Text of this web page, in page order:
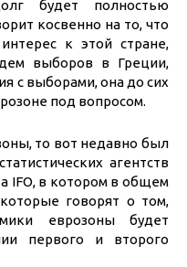
будет полностью
косвенно на то, что
к этой стране,
выборов в Греции,
с выборами, она до сих
под вопросом.
то вот недавно был
агентств
IFO, в котором в общем
говорят о том,
еврозоны будет
первого и второго